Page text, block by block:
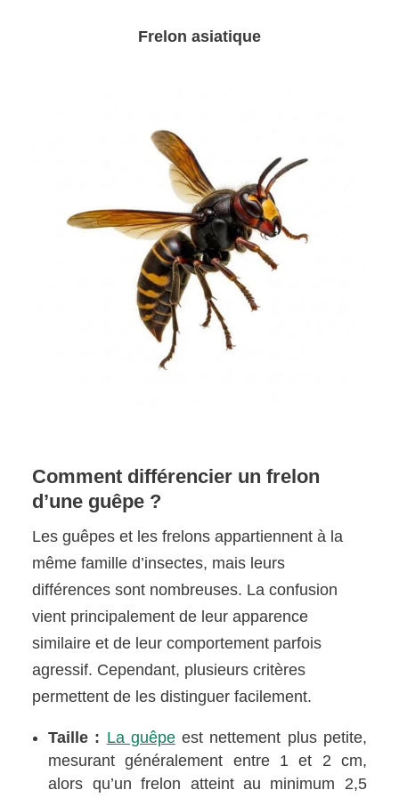
Frelon asiatique
Comment différencier un frelon
d’une guêpe ?
Les guêpes et les frelons appartiennent à la
même famille d’insectes, mais leurs
différences sont nombreuses. La confusion
vient principalement de leur apparence
similaire et de leur comportement parfois
agressif. Cependant, plusieurs critères
permettent de les distinguer facilement.
Taille : La guêpeest nettement plus petite,
mesurant généralement entre 1 et 2 cm,
alors qu’un frelon atteint au minimum 2,5